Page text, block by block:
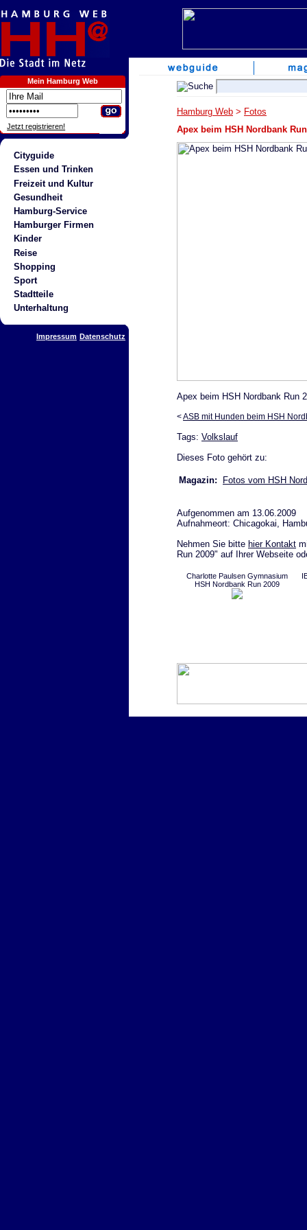
Mein Hamburg Web
Jetzt registrieren!
Cityguide
Essen und Trinken
Freizeit und Kultur
Gesundheit
Hamburg-Service
Hamburger Firmen
Kinder
Reise
Shopping
Sport
Stadtteile
Unterhaltung
Impressum Datenschutz
Hamburg Web > Fotos
Apex beim HSH Nordbank
Apex beim HSH Nordbank Run
<ASB mit Hunden beim HSH
Tags: Volkslauf
Dieses Foto gehört zu:
Magazin: Fotos vom HSH
Aufgenommen am 13.06.2009
Aufnahmeort: Chicagokai,
Nehmen Sie bitte hier Kontakt
Run 2009" auf Ihrer Webseite
Charlotte Paulsen Gymnasium
HSH Nordbank Run 2009